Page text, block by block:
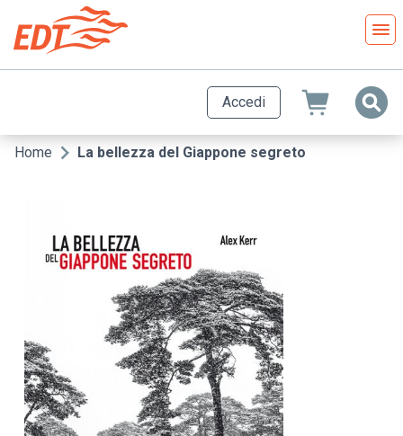
contenuto
principale
Accedi
Briciole
Home La bellezza del Giappone segreto